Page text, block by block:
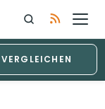
VERGLEICHEN